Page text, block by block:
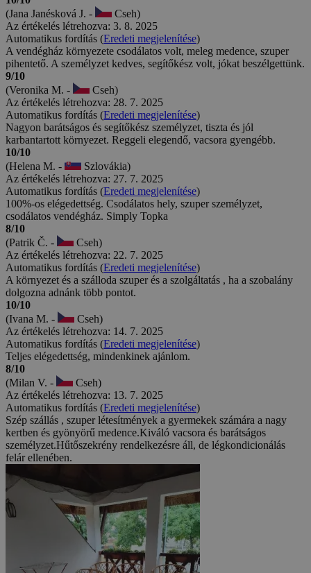
(Jana Janésková J. -
Cseh)
Az értékelés létrehozva: 3. 8. 2025
Automatikus fordítás (Eredeti megjelenítése)
A vendégház környezete csodálatos volt, meleg medence, szuper
pihentető. A személyzet kedves, segítőkész volt, jókat beszélgettünk.
9/10
(Veronika M. -
Cseh)
Az értékelés létrehozva: 28. 7. 2025
Automatikus fordítás (Eredeti megjelenítése)
Nagyon barátságos és segítőkész személyzet, tiszta és jól
karbantartott környezet. Reggeli elegendő, vacsora gyengébb.
10/10
(Helena M. -
Szlovákia)
Az értékelés létrehozva: 27. 7. 2025
Automatikus fordítás (Eredeti megjelenítése)
100%-os elégedettség. Csodálatos hely, szuper személyzet,
csodálatos vendégház. Simply Topka
8/10
(Patrik Č. -
Cseh)
Az értékelés létrehozva: 22. 7. 2025
Automatikus fordítás (Eredeti megjelenítése)
A környezet és a szálloda szuper és a szolgáltatás , ha a szobalány
dolgozna adnánk több pontot.
10/10
(Ivana M. -
Cseh)
Az értékelés létrehozva: 14. 7. 2025
Automatikus fordítás (Eredeti megjelenítése)
Teljes elégedettség, mindenkinek ajánlom.
8/10
(Milan V. -
Cseh)
Az értékelés létrehozva: 13. 7. 2025
Automatikus fordítás (Eredeti megjelenítése)
Szép szállás , szuper létesítmények a gyermekek számára a nagy
kertben és gyönyörű medence.Kiváló vacsora és barátságos
személyzet.Hűtőszekrény rendelkezésre áll, de légkondicionálás
felár ellenében.